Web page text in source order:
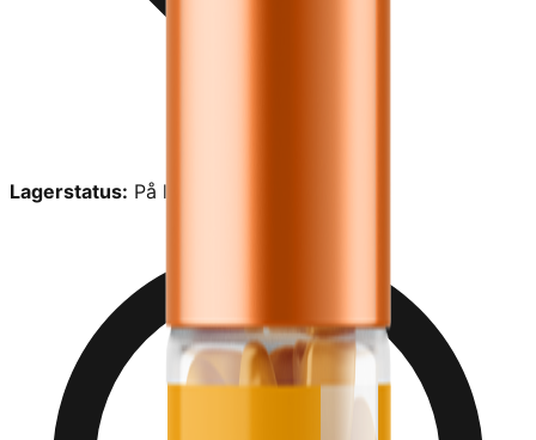
Lagerstatus: På lager